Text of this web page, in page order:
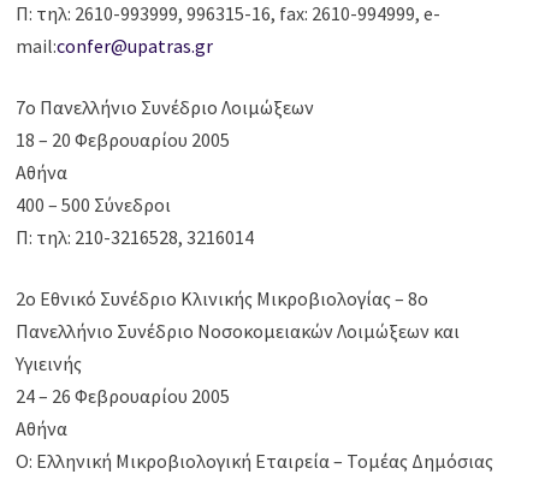
Π: τηλ: 2610-993999, 996315-16, fax: 2610-994999, e-
mail:confer@upatras.gr
7ο Πανελλήνιο Συνέδριο Λοιμώξεων
18 – 20 Φεβρουαρίου 2005
Αθήνα
400 – 500 Σύνεδροι
Π: τηλ: 210-3216528, 3216014
2ο Εθνικό Συνέδριο Κλινικής Μικροβιολογίας – 8ο
Πανελλήνιο Συνέδριο Νοσοκομειακών Λοιμώξεων και
Υγιεινής
24 – 26 Φεβρουαρίου 2005
Αθήνα
Ο: Ελληνική Μικροβιολογική Εταιρεία – Τομέας Δημόσιας